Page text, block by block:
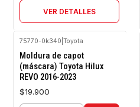
VER DETALLES
75770-0k340 Toyota
Moldura de capot
(máscara) Toyota Hilux
REVO 2016-2023
$19.900